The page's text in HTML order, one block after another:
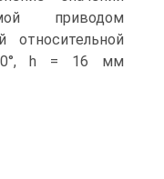
приводом
относительной
h = 16 мм